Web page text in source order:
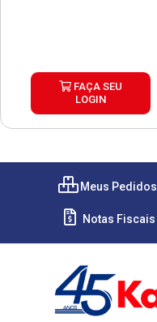
FAÇA SEU
LOGIN
Meus Pedidos
Notas Fiscais